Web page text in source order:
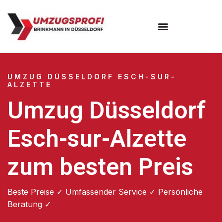
UMZUG DÜSSELDORF ESCH-SUR-
ALZETTE
Umzug Düsseldorf
Esch-sur-Alzette
zum besten Preis
Beste Preise ✓ Umfassender Service ✓ Persönliche
Beratung ✓